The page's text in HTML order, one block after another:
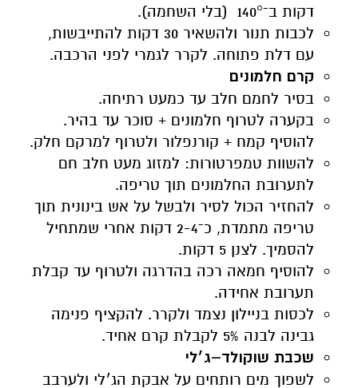
דקות ב־140° (בלי השחמה).
לכבות תנור ולהשאיר 30 דקות להתייבשות,
עם דלת פתוחה. לקרר לגמרי לפני הרכבה.
קרם חלמונים
בסיר לחמם חלב עד כמעט רתיחה.
בקערה לטרוף חלמונים + סוכר עד בהיר.
להוסיף קמח + קורנפלור ולטרוף למרקם חלק.
להשוות טמפרטורות: למזוג מעט חלב חם
לתערובת החלמונים תוך טריפה.
להחזיר הכול לסיר ולבשל על אש בינונית תוך
טריפה מתמדת, כ־2-4 דקות אחרי שמתחיל
להסמיך. לצנן 5 דקות.
להוסיף חמאה רכה בהדרגה ולטרוף עד קבלת
תערובת אחידה.
לכסות בניילון נצמד ולקרר. להקציף פנימה
גבינה לבנה 5% לקבלת קרם אחיד.
שכבת שוקולד–ג׳לי
לשפוך מים רותחים על אבקת הג׳לי ולערבב